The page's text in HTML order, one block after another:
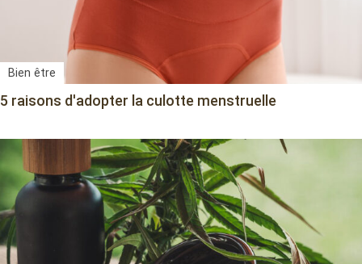
Bien être
5 raisons d'adopter la culotte menstruelle